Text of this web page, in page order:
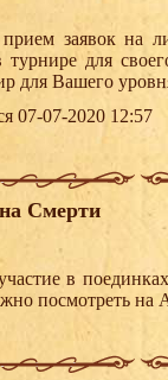
заявок на
для
для Вашего
07-07-2020 12:57
Смерти
в
посмотреть на